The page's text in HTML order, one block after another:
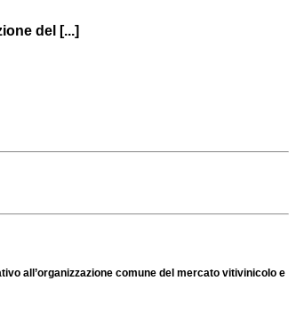
del [...]
all’organizzazione comune del mercato vitivinicolo e